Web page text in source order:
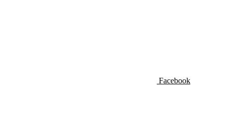
Facebook